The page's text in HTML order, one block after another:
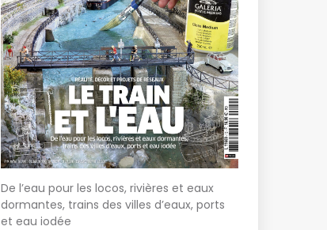
De l’eau pour les locos, rivières et eaux
dormantes, trains des villes d’eaux, ports
et eau iodée